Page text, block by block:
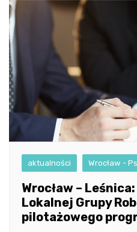
aktualności Wrocław -
Wrocław –
Lokalnej Grupy
pilotażowego